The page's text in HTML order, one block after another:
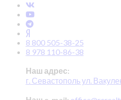
8 800 505-38-25
8 978 110-86-38
Наш адрес:
г. Севастополь ул.